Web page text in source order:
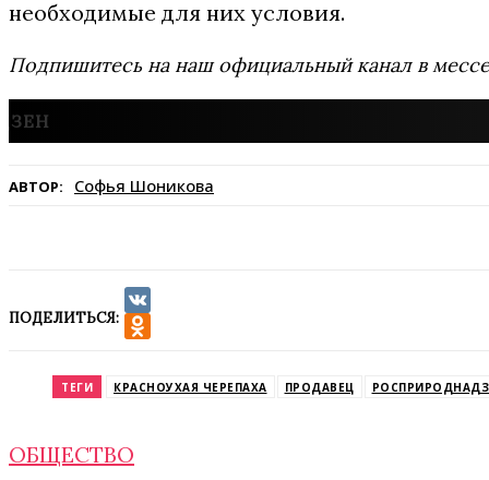
необходимые для них условия.
Подпишитесь на наш официальный канал в
АВТОР: Софья Шоникова
ПОДЕЛИТЬСЯ:
VK
ТЕГИ КРАСНОУХАЯ ЧЕРЕПАХА ПРОДАВЕЦ
ОБЩЕСТВО